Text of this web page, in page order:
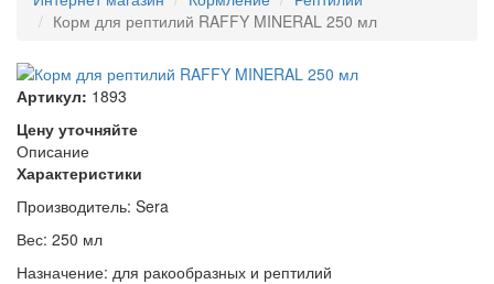
Корм для рептилий RAFFY MINERAL 250 мл
Артикул: 1893
Цену уточняйте
Описание
Характеристики
Производитель: Sera
Вес: 250 мл
Назначение: для ракообразных и рептилий